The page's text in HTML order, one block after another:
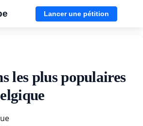
Lancer une pétition
les plus populaires